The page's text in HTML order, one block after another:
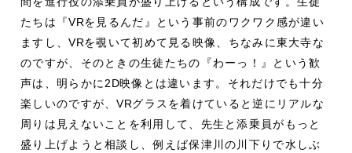
たちは『VRを見るんだ』という事前のワクワク感が違い
ますし、VRを覗いて初めて見る映像、ちなみに東大寺な
のですが、そのときの生徒たちの『わーっ！』という歓
声は、明らかに2D映像とは違います。それだけでも十分
楽しいのですが、VRグラスを着けていると逆にリアルな
周りは見えないことを利用して、先生と添乗員がもっと
盛り上げようと相談し、例えば保津川の川下りで水しぶ